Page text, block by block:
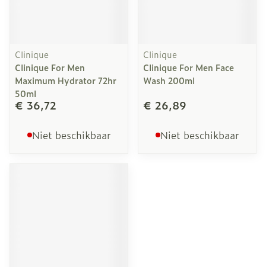
Clinique
Clinique For Men
Maximum Hydrator 72hr
50ml
€ 36,72
Niet beschikbaar
Clinique
Clinique For Men Face
Wash 200ml
€ 26,89
Niet beschikbaar